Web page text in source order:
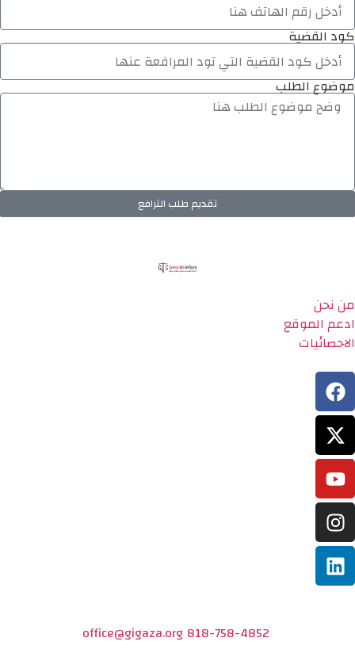
كود القضية
موضوع الطلب
تقديم طلب الترافع
من نحن
ادعم الموقع
الاحصائيات
818-758-4852
office@gigaza.org